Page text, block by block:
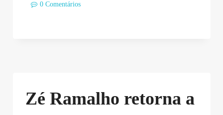
0 Comentários
Zé Ramalho retorna a